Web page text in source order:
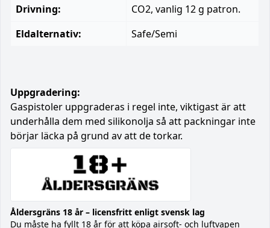
Drivning:
CO2, vanlig 12 g patron.
Eldalternativ:
Safe/Semi
Uppgradering:
Gaspistoler uppgraderas i regel inte, viktigast är att
underhålla dem med silikonolja så att packningar inte
börjar läcka på grund av att de torkar.
Åldersgräns 18 år – licensfritt enligt svensk lag
Du måste ha fyllt 18 år för att köpa airsoft- och luftvapen